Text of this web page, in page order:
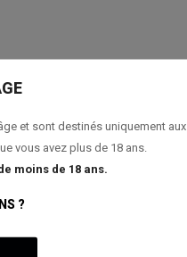
et sont destinés uniquement aux
vous avez plus de 18 ans.
moins de 18 ans.
?